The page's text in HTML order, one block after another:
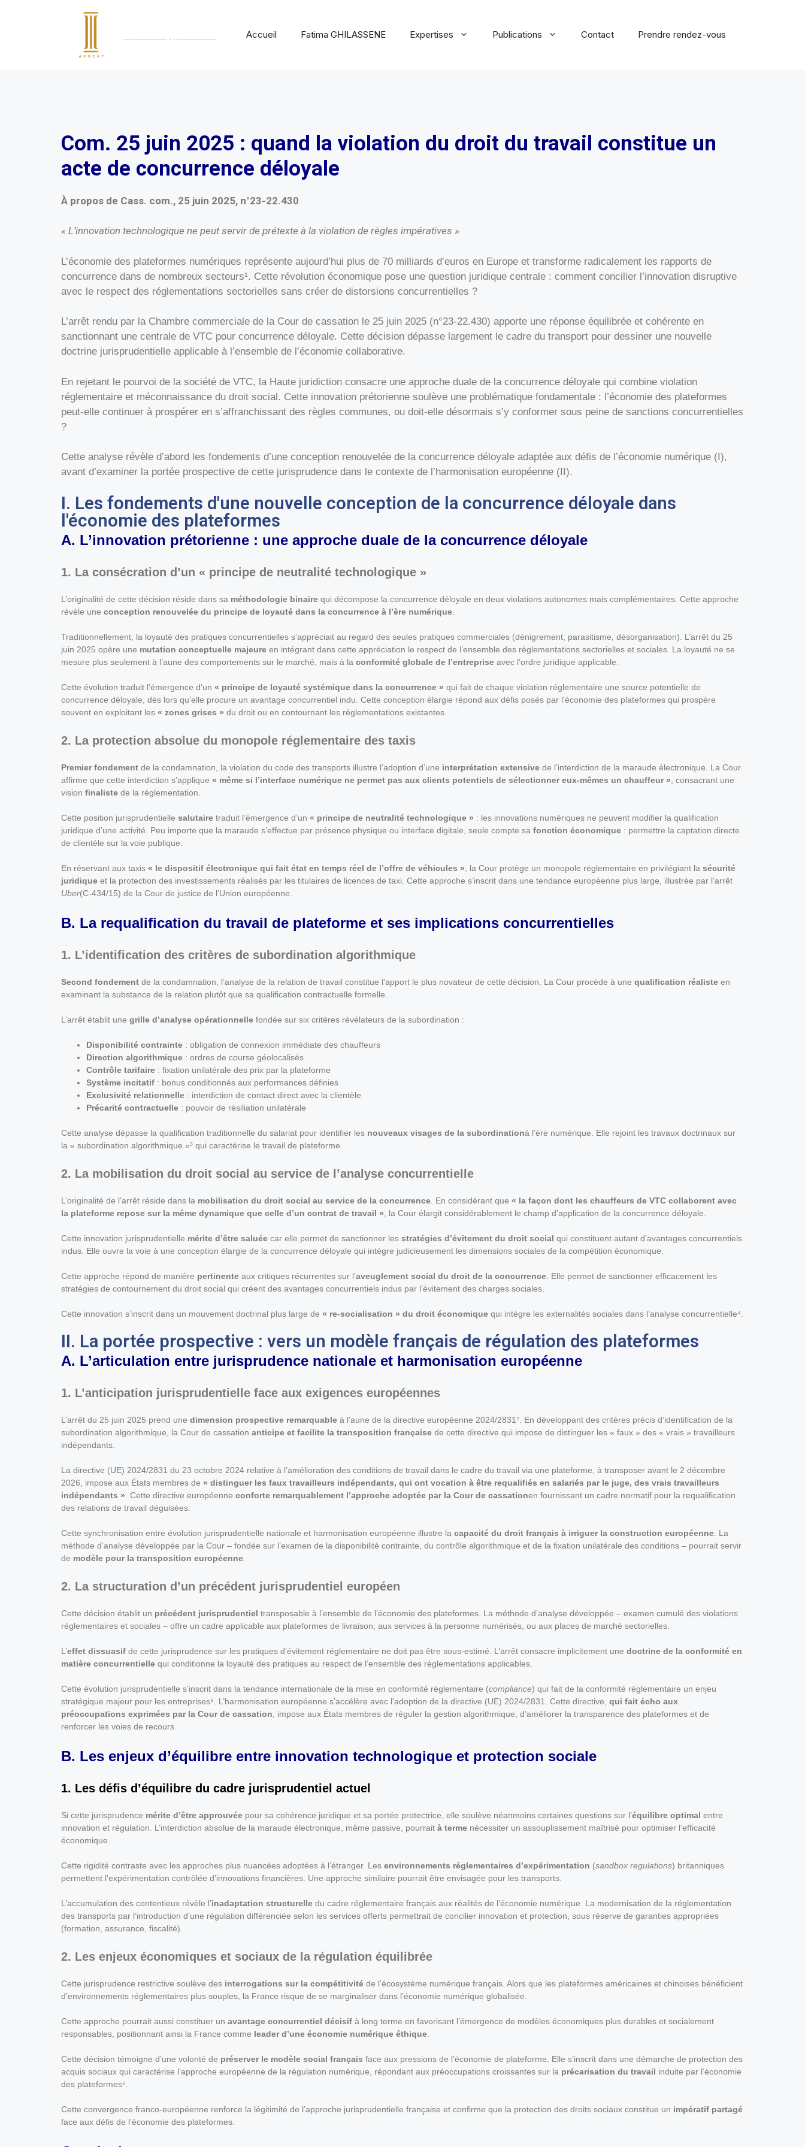
Accueil Fatima GHILASSENE Expertises Publications Contact Prendre rendez-vous
Com. 25 juin 2025 : quand la violation du droit du travail constitue un
acte de concurrence déloyale
À propos de Cass. com., 25 juin 2025, n°23-22.430
« L’innovation technologique ne peut servir de prétexte à la violation de règles impératives »
L’économie des plateformes numériques représente aujourd’hui plus de 70 milliards d’euros en Europe et transforme radicalement les rapports de
concurrence dans de nombreux secteurs¹. Cette révolution économique pose une question juridique centrale : comment concilier l’innovation disruptive
avec le respect des réglementations sectorielles sans créer de distorsions concurrentielles ?
L’arrêt rendu par la Chambre commerciale de la Cour de cassation le 25 juin 2025 (n°23-22.430) apporte une réponse équilibrée et cohérente en
sanctionnant une centrale de VTC pour concurrence déloyale. Cette décision dépasse largement le cadre du transport pour dessiner une nouvelle
doctrine jurisprudentielle applicable à l’ensemble de l’économie collaborative.
En rejetant le pourvoi de la société de VTC, la Haute juridiction consacre une approche duale de la concurrence déloyale qui combine violation
réglementaire et méconnaissance du droit social. Cette innovation prétorienne soulève une problématique fondamentale : l’économie des plateformes
peut-elle continuer à prospérer en s’affranchissant des règles communes, ou doit-elle désormais s’y conformer sous peine de sanctions concurrentielles
?
Cette analyse révèle d’abord les fondements d’une conception renouvelée de la concurrence déloyale adaptée aux défis de l’économie numérique (I),
avant d’examiner la portée prospective de cette jurisprudence dans le contexte de l’harmonisation européenne (II).
I. Les fondements d'une nouvelle conception de la concurrence déloyale dans
l'économie des plateformes
A. L’innovation prétorienne : une approche duale de la concurrence déloyale
1. La consécration d’un « principe de neutralité technologique »
L’originalité de cette décision réside dans sa méthodologie binaire qui décompose la concurrence déloyale en deux violations autonomes mais complémentaires. Cette approche
révèle une conception renouvelée du principe de loyauté dans la concurrence à l’ère numérique
Traditionnellement, la loyauté des pratiques concurrentielles s’appréciait au regard des seules pratiques commerciales (dénigrement, parasitisme, désorganisation). L’arrêt du 25
juin 2025 opère une mutation conceptuelle majeure en intégrant dans cette appréciation le respect de l’ensemble des réglementations sectorielles et sociales. La loyauté ne se
mesure plus seulement à l’aune des comportements sur le marché, mais à la conformité globale de l’entreprise avec l’ordre juridique applicable.
Cette évolution traduit l’émergence d’un « principe de loyauté systémique dans la concurrence » qui fait de chaque violation réglementaire une source potentielle de
concurrence déloyale, dès lors qu’elle procure un avantage concurrentiel indu. Cette conception élargie répond aux défis posés par l’économie des plateformes qui prospère
souvent en exploitant les « zones grises » du droit ou en contournant les réglementations existantes.
2. La protection absolue du monopole réglementaire des taxis
Premier fondement de la condamnation, la violation du code des transports illustre l’adoption d’une interprétation extensive de l’interdiction de la maraude électronique. La Cour
affirme que cette interdiction s’applique « même si l’interface numérique ne permet pas aux clients potentiels de sélectionner eux-mêmes un chauffeur » , consacrant une
vision finaliste de la réglementation.
Cette position jurisprudentielle salutaire traduit l’émergence d’un « principe de neutralité technologique » : les innovations numériques ne peuvent modifier la qualification
juridique d’une activité. Peu importe que la maraude s’effectue par présence physique ou interface digitale, seule compte sa fonction économique : permettre la captation directe
de clientèle sur la voie publique.
En réservant aux taxis « le dispositif électronique qui fait état en temps réel de l’offre de véhicules » , la Cour protège un monopole réglementaire en privilégiant la sécurité
juridique et la protection des investissements réalisés par les titulaires de licences de taxi. Cette approche s’inscrit dans une tendance européenne plus large, illustrée par l’arrêt
Uber(C-434/15) de la Cour de justice de l’Union européenne.
B. La requalification du travail de plateforme et ses implications concurrentielles
1. L’identification des critères de subordination algorithmique
Second fondement de la condamnation, l’analyse de la relation de travail constitue l’apport le plus novateur de cette décision. La Cour procède à une qualification réaliste en
examinant la substance de la relation plutôt que sa qualification contractuelle formelle.
L’arrêt établit une grille d’analyse opérationnelle fondée sur six critères révélateurs de la subordination :
Disponibilité contrainte : obligation de connexion immédiate des chauffeurs
Direction algorithmique : ordres de course géolocalisés
Contrôle tarifaire : fixation unilatérale des prix par la plateforme
Système incitatif : bonus conditionnés aux performances définies
Exclusivité relationnelle : interdiction de contact direct avec la clientèle
Précarité contractuelle : pouvoir de résiliation unilatérale
Cette analyse dépasse la qualification traditionnelle du salariat pour identifier les nouveaux visages de la subordinationà l’ère numérique. Elle rejoint les travaux doctrinaux sur
la « subordination algorithmique »³ qui caractérise le travail de plateforme.
2. La mobilisation du droit social au service de l’analyse concurrentielle
L’originalité de l’arrêt réside dans la mobilisation du droit social au service de la concurrence . En considérant que « la façon dont les chauffeurs de VTC collaborent avec
la plateforme repose sur la même dynamique que celle d’un contrat de travail » , la Cour élargit considérablement le champ d’application de la concurrence déloyale.
Cette innovation jurisprudentielle mérite d’être saluée car elle permet de sanctionner les stratégies d’évitement du droit social qui constituent autant d’avantages concurrentiels
indus. Elle ouvre la voie à une conception élargie de la concurrence déloyale qui intègre judicieusement les dimensions sociales de la compétition économique.
Cette approche répond de manière pertinente aux critiques récurrentes sur l’aveuglement social du droit de la concurrence . Elle permet de sanctionner efficacement les
stratégies de contournement du droit social qui créent des avantages concurrentiels indus par l’évitement des charges sociales.
Cette innovation s’inscrit dans un mouvement doctrinal plus large de « re-socialisation » du droit économique qui intègre les externalités sociales dans l’analyse concurrentielle⁴.
II. La portée prospective : vers un modèle français de régulation des plateformes
A. L’articulation entre jurisprudence nationale et harmonisation européenne
1. L’anticipation jurisprudentielle face aux exigences européennes
L’arrêt du 25 juin 2025 prend une dimension prospective remarquable à l’aune de la directive européenne 2024/2831⁷. En développant des critères précis d’identification de la
subordination algorithmique, la Cour de cassation anticipe et facilite la transposition française de cette directive qui impose de distinguer les « faux » des « vrais » travailleurs
indépendants.
La directive (UE) 2024/2831 du 23 octobre 2024 relative à l’amélioration des conditions de travail dans le cadre du travail via une plateforme, à transposer avant le 2 décembre
2026, impose aux États membres de « distinguer les faux travailleurs indépendants, qui ont vocation à être requalifiés en salariés par le juge, des vrais travailleurs
indépendants » . Cette directive européenne conforte remarquablement l’approche adoptée par la Cour de cassationen fournissant un cadre normatif pour la requalification
des relations de travail déguisées.
Cette synchronisation entre évolution jurisprudentielle nationale et harmonisation européenne illustre la capacité du droit français à irriguer la construction européenne . La
méthode d’analyse développée par la Cour – fondée sur l’examen de la disponibilité contrainte, du contrôle algorithmique et de la fixation unilatérale des conditions – pourrait servir
de modèle pour la transposition européenne
2. La structuration d’un précédent jurisprudentiel européen
Cette décision établit un précédent jurisprudentiel transposable à l’ensemble de l’économie des plateformes. La méthode d’analyse développée – examen cumulé des violations
réglementaires et sociales – offre un cadre applicable aux plateformes de livraison, aux services à la personne numérisés, ou aux places de marché sectorielles.
L’effet dissuasif de cette jurisprudence sur les pratiques d’évitement réglementaire ne doit pas être sous-estimé. L’arrêt consacre implicitement une doctrine de la conformité en
matière concurrentielle qui conditionne la loyauté des pratiques au respect de l’ensemble des réglementations applicables.
Cette évolution jurisprudentielle s’inscrit dans la tendance internationale de la mise en conformité réglementaire (compliance) qui fait de la conformité réglementaire un enjeu
stratégique majeur pour les entreprises⁵. L’harmonisation européenne s’accélère avec l’adoption de la directive (UE) 2024/2831. Cette directive, qui fait écho aux
préoccupations exprimées par la Cour de cassation , impose aux États membres de réguler la gestion algorithmique, d’améliorer la transparence des plateformes et de
renforcer les voies de recours.
B. Les enjeux d’équilibre entre innovation technologique et protection sociale
1. Les défis d’équilibre du cadre jurisprudentiel actuel
Si cette jurisprudence mérite d’être approuvée pour sa cohérence juridique et sa portée protectrice, elle soulève néanmoins certaines questions sur l’équilibre optimal entre
innovation et régulation. L’interdiction absolue de la maraude électronique, même passive, pourrait à terme nécessiter un assouplissement maîtrisé pour optimiser l’efficacité
économique.
Cette rigidité contraste avec les approches plus nuancées adoptées à l’étranger. Les environnements réglementaires d’expérimentation (sandbox regulations) britanniques
permettent l’expérimentation contrôlée d’innovations financières. Une approche similaire pourrait être envisagée pour les transports.
L’accumulation des contentieux révèle l’inadaptation structurelle du cadre réglementaire français aux réalités de l’économie numérique. La modernisation de la réglementation
des transports par l’introduction d’une régulation différenciée selon les services offerts permettrait de concilier innovation et protection, sous réserve de garanties appropriées
(formation, assurance, fiscalité).
2. Les enjeux économiques et sociaux de la régulation équilibrée
Cette jurisprudence restrictive soulève des interrogations sur la compétitivité de l’écosystème numérique français. Alors que les plateformes américaines et chinoises bénéficient
d’environnements réglementaires plus souples, la France risque de se marginaliser dans l’économie numérique globalisée.
Cette approche pourrait aussi constituer un avantage concurrentiel décisif à long terme en favorisant l’émergence de modèles économiques plus durables et socialement
responsables, positionnant ainsi la France comme leader d’une économie numérique éthique
Cette décision témoigne d’une volonté de préserver le modèle social français face aux pressions de l’économie de plateforme. Elle s’inscrit dans une démarche de protection des
acquis sociaux qui caractérise l’approche européenne de la régulation numérique, répondant aux préoccupations croissantes sur la précarisation du travail induite par l’économie
des plateformes⁶.
Cette convergence franco-européenne renforce la légitimité de l’approche jurisprudentielle française et confirme que la protection des droits sociaux constitue un impératif partagé
face aux défis de l’économie des plateformes.